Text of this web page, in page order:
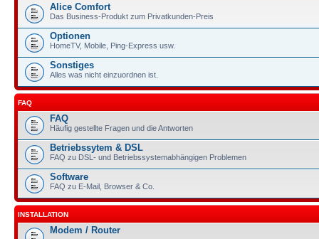
Alice Comfort
Das Business-Produkt zum Privatkunden-Preis
Optionen
HomeTV, Mobile, Ping-Express usw.
Sonstiges
Alles was nicht einzuordnen ist.
FAQ
FAQ
Häufig gestellte Fragen und die Antworten
Betriebssytem & DSL
FAQ zu DSL- und Betriebssystemabhängigen Problemen
Software
FAQ zu E-Mail, Browser & Co.
INSTALLATION
Modem / Router